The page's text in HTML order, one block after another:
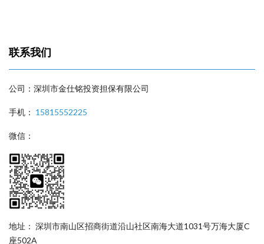
联系我们
公司：深圳市金仕铭投资担保有限公司
手机： 15815552225
微信：
地址： 深圳市南山区招商街道沿山社区南海大道1031号万海大厦C
座502A